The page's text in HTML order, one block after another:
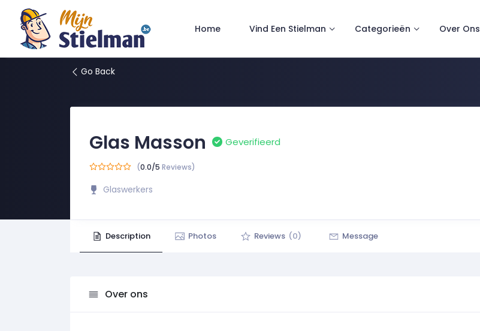
Home Vind Een Stielman Categorieën Over Ons
Go Back
Glas Masson Geverifieerd
(0.0/5 Reviews)
Glaswerkers
Description Photos Reviews (0) Message
Over ons